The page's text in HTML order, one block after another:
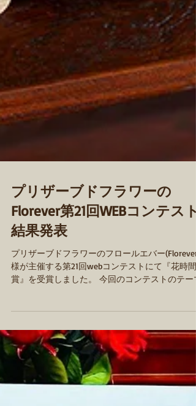
プリザーブドフラワーの
Florever第21回WEBコンテスト
様が主催する第21回webコンテストにて『花時間
賞』を受賞しました。 今回のコンテストのテー
は『暮らしとつながる』でした。 テーマに沿っ
た、暮らしとつながる素敵な作品たちのなか、受
賞出来たこと、本当に嬉しいです。...